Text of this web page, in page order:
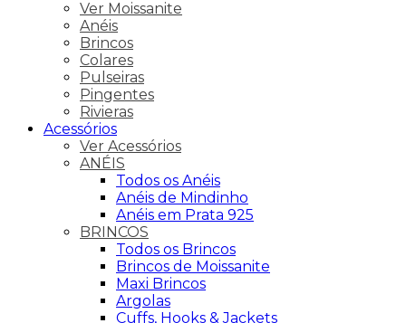
Ver Moissanite
Anéis
Brincos
Colares
Pulseiras
Pingentes
Rivieras
Acessórios
Ver Acessórios
ANÉIS
Todos os Anéis
Anéis de Mindinho
Anéis em Prata 925
BRINCOS
Todos os Brincos
Brincos de Moissanite
Maxi Brincos
Argolas
Cuffs, Hooks & Jackets